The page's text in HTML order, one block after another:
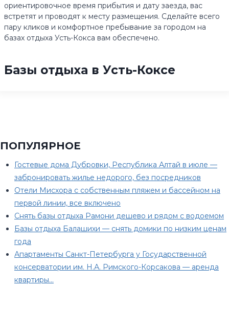
ориентировочное время прибытия и дату заезда, вас
встретят и проводят к месту размещения. Сделайте всего
пару кликов и комфортное пребывание за городом на
базах отдыха Усть-Кокса вам обеспечено.
Базы отдыха в Усть-Коксе
ПОПУЛЯРНОЕ
Гостевые дома Дубровки, Республика Алтай в июле —
забронировать жилье недорого, без посредников
Отели Мисхора с собственным пляжем и бассейном на
первой линии, все включено
Снять базы отдыха Рамони дешево и рядом с водоемом
Базы отдыха Балашихи — снять домики по низким ценам
года
Апартаменты Санкт-Петербурга у Государственной
консерватории им. Н.А. Римского-Корсакова — аренда
квартиры…